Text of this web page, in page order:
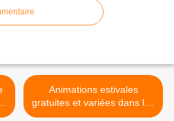
Animations estivales
gratuites et variées dans les
parcs départementaux du